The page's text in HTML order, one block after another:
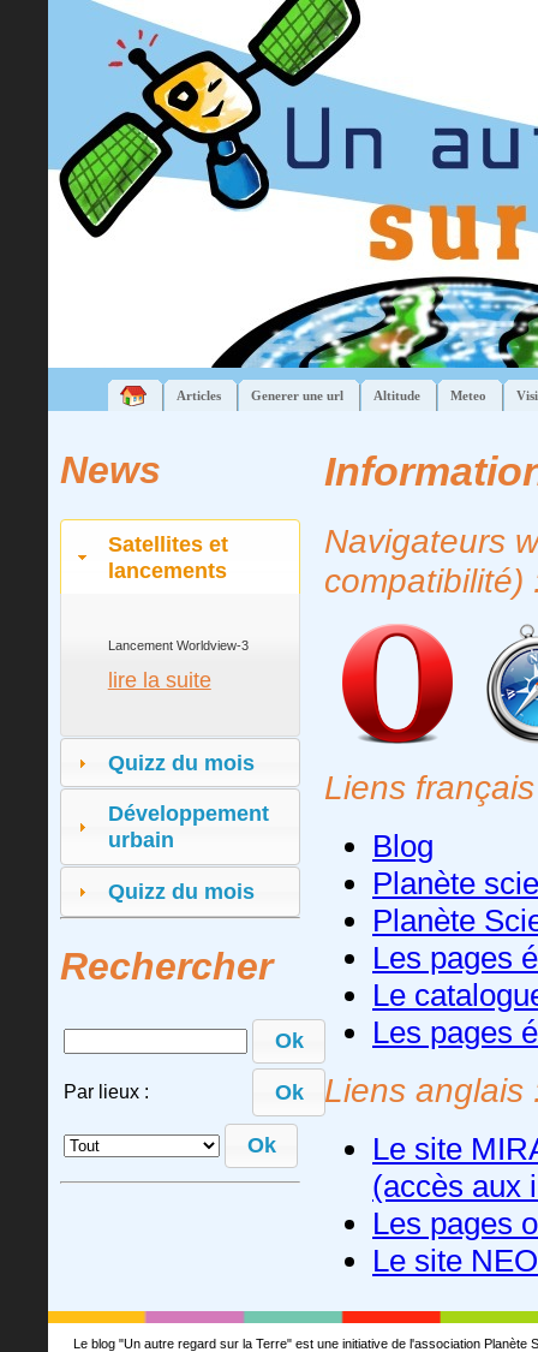
Articles Generer une url Altitude Meteo
News
Satellites et
lancements
Lancement Worldview-3
lire la suite
Quizz du mois
Développement
urbain
Quizz du mois
Rechercher
Par lieux : Ok
Navigateurs
compatibilité)
Liens
Blog
Planète
Planète
Les pages
Le
Les pages
Liens anglais
Le site
(accès aux
Les pages
Le site
Le blog "Un autre regard sur la Terre" est une initiative de l'association